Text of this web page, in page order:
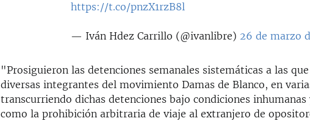
https://t.co/pnzX1rzB8l
— Iván Hdez Carrillo (@ivanlibre) 26 de marzo
"Prosiguieron las detenciones semanales sistemáticas a las
diversas integrantes del movimiento Damas de Blanco, en
transcurriendo dichas detenciones bajo condiciones inhumanas
como la prohibición arbitraria de viaje al extranjero de